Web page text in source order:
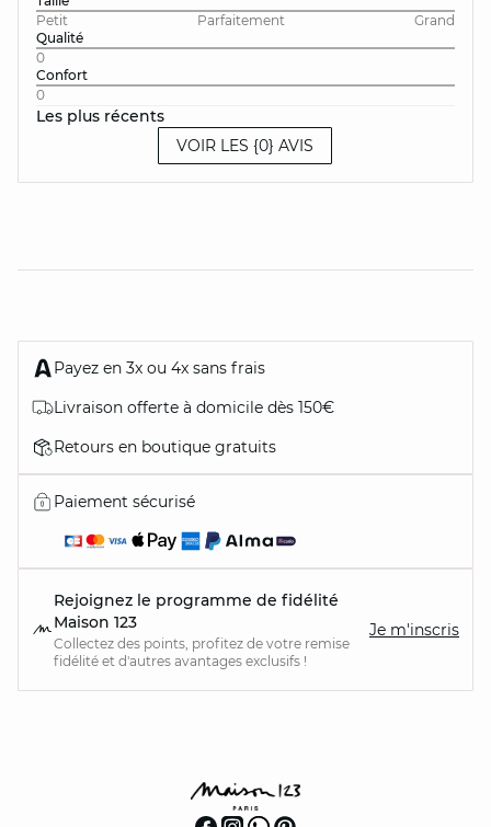
Petit
Parfaitement
Grand
Qualité
0
Confort
0
Les plus récents
VOIR LES {0} AVIS
Payez en 3x ou 4x sans frais
Livraison offerte à domicile dès 150€
Retours en boutique gratuits
Paiement sécurisé
Rejoignez le programme de fidélité
Maison 123
Collectez des points, profitez de votre remise
fidélité et d'autres avantages exclusifs !
Je m'inscris